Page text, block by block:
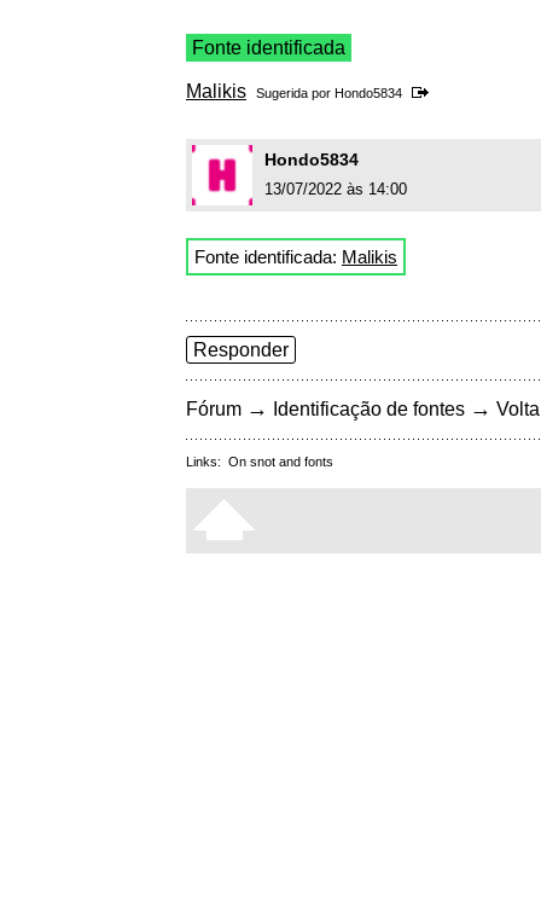
Fonte identificada
Malikis Sugerida por Hondo5834
Hondo5834
13/07/2022 às 14:00
Fonte identificada: Malikis
Responder
Fórum → Identificação de fontes →
Links: On snot and fonts